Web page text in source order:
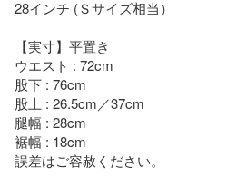
28インチ (Ｓサイズ相当）
【実寸】平置き
ウエスト : 72cm
股下 : 76cm
股上 : 26.5cm／37cm
腿幅 : 28cm
裾幅 : 18cm
誤差はご容赦ください。